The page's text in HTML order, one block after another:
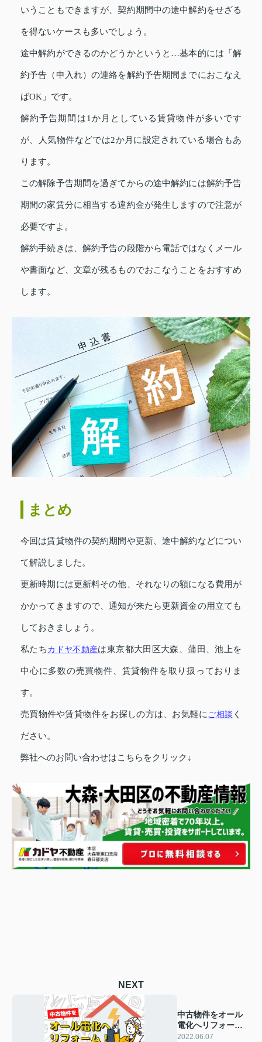
いうこともできますが、契約期間中の途中解約をせざる
を得ないケースも多いでしょう。
途中解約ができるのかどうかというと…基本的には「解
約予告（申入れ）の連絡を解約予告期間までにおこなえ
ばOK」です。
解約予告期間は1か月としている賃貸物件が多いです
が、人気物件などでは2か月に設定されている場合もあ
ります。
この解除予告期間を過ぎてからの途中解約には解約予告
期間の家賃分に相当する違約金が発生しますので注意が
必要ですよ。
解約手続きは、解約予告の段階から電話ではなくメール
や書面など、文章が残るものでおこなうことをおすすめ
します。
まとめ
今回は賃貸物件の契約期間や更新、途中解約などについ
て解説しました。
更新時期には更新料その他、それなりの額になる費用が
かかってきますので、通知が来たら更新資金の用立ても
しておきましょう。
私たちカドヤ不動産は東京都大田区大森、蒲田、池上を
中心に多数の売買物件、賃貸物件を取り扱っておりま
す。
売買物件や賃貸物件をお探しの方は、お気軽に ご相談 く
ださい。
弊社へのお問い合わせはこちらをクリック↓
NEXT
中古物件をオール
電化へリフォー
ム！設備や電気代
2022.06.07